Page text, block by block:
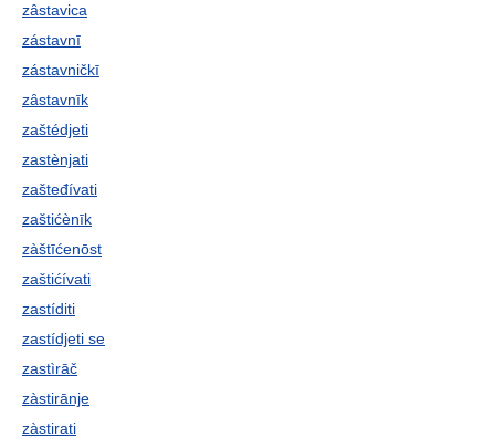
zȃstavica
zástavnī
zástavničkī
zȃstavnīk
zaštédjeti
zastènjati
zašteđívati
zaštićènīk
zàštīćenōst
zaštićívati
zastíditi
zastídjeti se
zastìrāč
zàstirānje
zàstirati